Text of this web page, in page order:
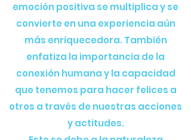
emoción positiva se multiplica y se
convierte en una experiencia aún
más enriquecedora. También
enfatiza la importancia de la
conexión humana y la capacidad
que tenemos para hacer felices a
otros a través de nuestras acciones
y actitudes.